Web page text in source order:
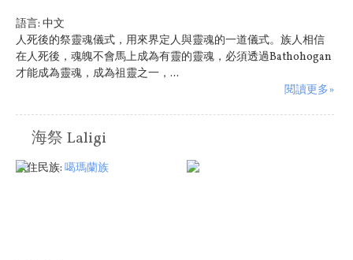
語言: 中文
人死後的祭靈魂儀式，用來界定人與靈魂的一道儀式。族人相信
在人死後，魂魄不會馬上成為有靈的靈魂，必須透過Bathohogan
才能成為靈魂，成為祖靈之一，...
閱讀更多»
海祭 Laligi
原住民族: 噶瑪蘭族